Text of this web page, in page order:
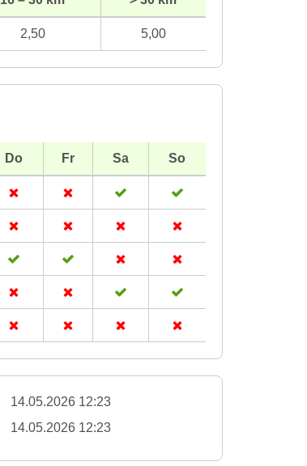
2,50 5,00
Do Fr Sa So
14.05.2026 12:23
14.05.2026 12:23